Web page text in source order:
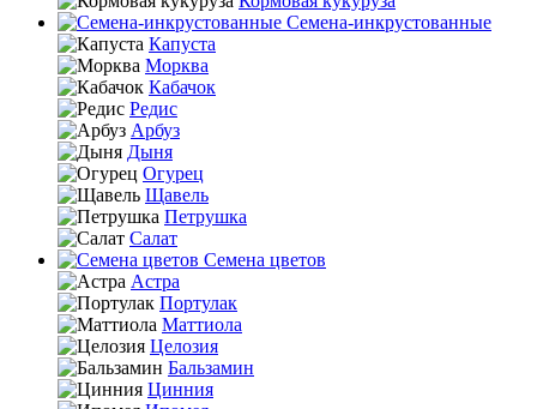
Семена-инкрустованные
Капуста
Морква
Кабачок
Редис
Арбуз
Дыня
Огурец
Щавель
Петрушка
Салат
Семена цветов
Астра
Портулак
Маттиола
Целозия
Бальзамин
Цинния